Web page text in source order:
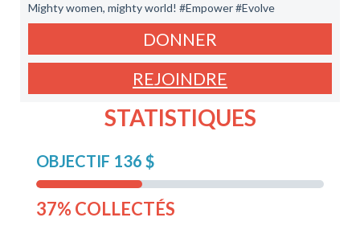
Mighty women, mighty world! #Empower #Evolve
DONNER
REJOINDRE
STATISTIQUES
OBJECTIF 136 $
37% COLLECTÉS